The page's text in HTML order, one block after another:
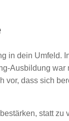
in dein Umfeld.
Ausbildung
vor, dass sich
statt zu